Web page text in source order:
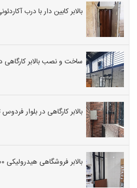
بالابر کابین دار با درب
ساخت و نصب بالابر کارگاهی
بالابر کارگاهی در بلوار
بالابر فروشگاهی هیدرولیکی ۳۰۰ کیلوگرم در چابهار